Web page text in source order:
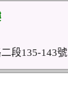
段135-143號